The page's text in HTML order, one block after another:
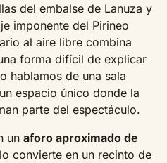
del embalse de Lanuza y
imponente del Pirineo
al aire libre combina
forma difícil de explicar
hablamos de una sala
espacio único donde la
parte del espectáculo.
un aforo aproximado de
convierte en un recinto de